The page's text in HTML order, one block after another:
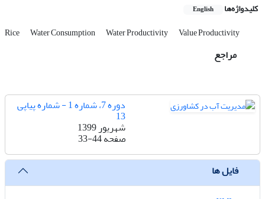
کلیدواژه‌ها English
Rice Water Consumption Water Productivity Value Productivity
مراجع
دوره 7، شماره 1 - شماره پیاپی
13
شهریور 1399
صفحه33-44
فایل ها